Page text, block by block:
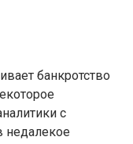
банкротство
с
недалекое